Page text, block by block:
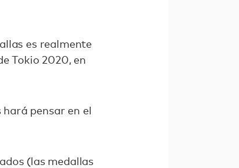
es realmente
Tokio 2020, en
pensar en el
(las medallas